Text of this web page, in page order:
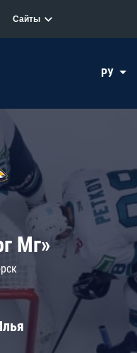
Сайты
РУ
Мг»